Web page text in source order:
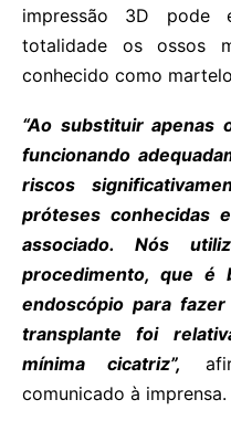
impressão 3D pode
totalidade os ossos
conhecido como
“Ao substituir apenas
funcionando
riscos
próteses conhecidas
associado. Nós
procedimento, que é
endoscópio para
transplante foi
mínima cicatriz”,
comunicado à imprensa.